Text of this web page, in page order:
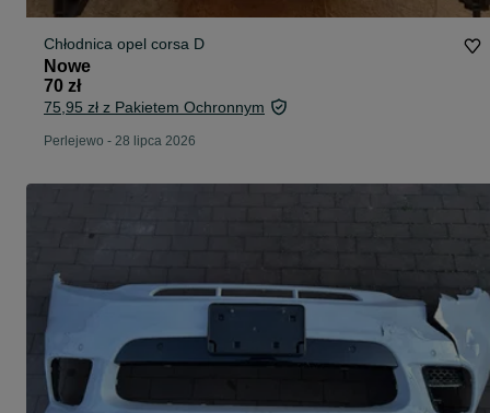
Chłodnica opel corsa D
Nowe
70 zł
75,95 zł z Pakietem Ochronnym
Perlejewo - 28 lipca 2026